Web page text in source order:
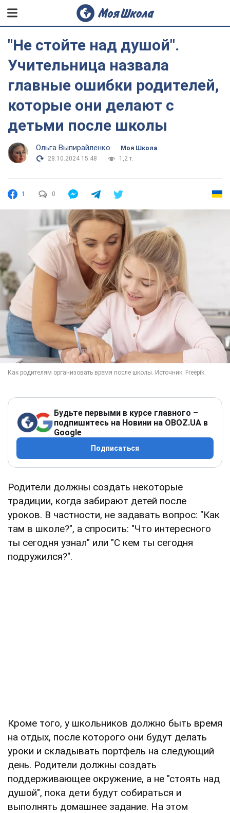
"Не стойте над душой".
Учительница назвала
главные ошибки родителей,
которые они делают с
детьми после школы
Ольга Выпирайленко
Моя Школа
28.10.2024 15:48
1,2 т.
1 0
Будьте первыми в курсе главного –
подпишитесь на Новини на OBOZ.UA в
Google
Подписаться
Родители должны создать некоторые
традиции, когда забирают детей после
уроков. В частности, не задавать вопрос: "Как
там в школе?", а спросить: "Что интересного
ты сегодня узнал" или "С кем ты сегодня
подружился?".
Кроме того, у школьников должно быть время
на отдых, после которого они будут делать
уроки и складывать портфель на следующий
день. Родители должны создать
поддерживающее окружение, а не "стоять над
душой", пока дети будут собираться и
выполнять домашнее задание. На этом